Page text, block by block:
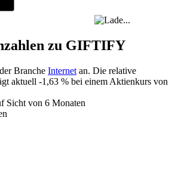
zu GIFTIFY
Branche Internet an. Die relative
aktuell -1,63 % bei einem Aktienkurs von
Sicht von 6 Monaten